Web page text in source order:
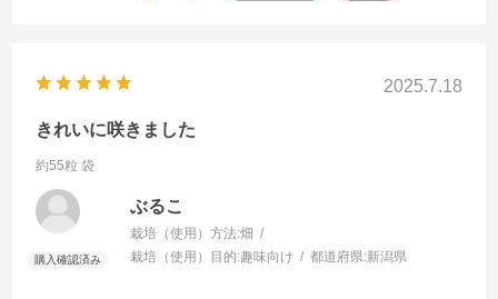
2025.7.18
きれいに咲きました
約55粒 袋
ぶるこ
栽培（使用）方法:畑
栽培（使用）目的:趣味向け 都道府県:新潟県